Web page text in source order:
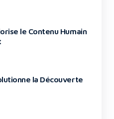
le Contenu Humain
la Découverte